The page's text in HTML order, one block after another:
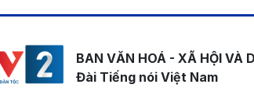
BAN VĂN HOÁ - XÃ HỘI VÀ
Đài Tiếng nói Việt Nam